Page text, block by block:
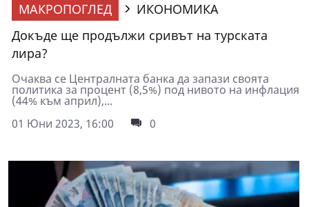
МАКРОПОГЛЕД
ИКОНОМИКА
Докъде ще продължи сривът на турската
лира?
Очаква се Централната банка да запази своята
политика за процент (8,5%) под нивото на инфлация
(44% към април),...
01 Юни 2023, 16:00
0